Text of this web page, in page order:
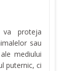
proteja
sau
mediului
puternic, ci